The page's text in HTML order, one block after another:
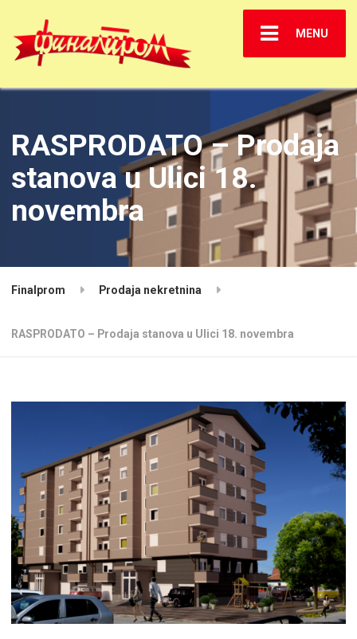
MENU
RASPRODATO – Prodaja
stanova u Ulici 18.
novembra
Finalprom Prodaja nekretnina
RASPRODATO – Prodaja stanova u Ulici 18. novembra